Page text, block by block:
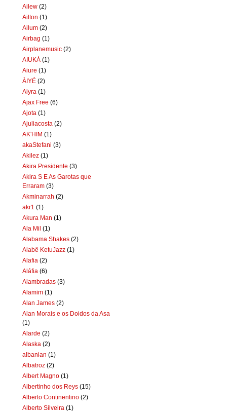
Ailew (2)
Ailton (1)
Ailum (2)
Airbag (1)
Airplanemusic (2)
AIUKÁ (1)
Aiure (1)
ÀIYÉ (2)
Aiyra (1)
Ajax Free (6)
Ajota (1)
Ajuliacosta (2)
AK'HIM (1)
akaStefani (3)
Akilez (1)
Akira Presidente (3)
Akira S E As Garotas que
Erraram (3)
Akminarrah (2)
akr1 (1)
Akura Man (1)
Ala Mil (1)
Alabama Shakes (2)
Alabê KetuJazz (1)
Alafia (2)
Aláfia (6)
Alambradas (3)
Alamim (1)
Alan James (2)
Alan Morais e os Doidos da Asa
(1)
Alarde (2)
Alaska (2)
albanian (1)
Albatroz (2)
Albert Magno (1)
Albertinho dos Reys (15)
Alberto Continentino (2)
Alberto Silveira (1)